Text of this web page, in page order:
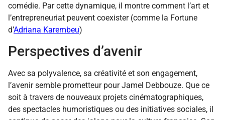
comédie. Par cette dynamique, il montre comment l’art et
l’entrepreneuriat peuvent coexister (comme la Fortune
d’Adriana Karembeu)
Perspectives d’avenir
Avec sa polyvalence, sa créativité et son engagement,
l’avenir semble prometteur pour Jamel Debbouze. Que ce
soit à travers de nouveaux projets cinématographiques,
des spectacles humoristiques ou des initiatives sociales, il